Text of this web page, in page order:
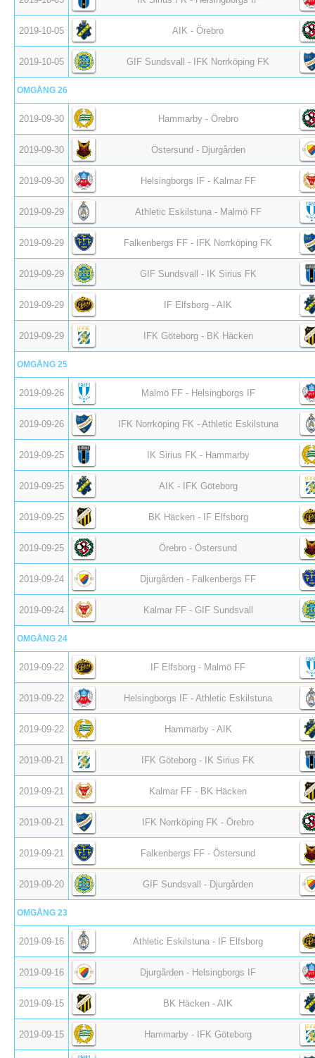
2019-10-05 AIK - Örebro
2019-10-05 GIF Sundsvall - IFK Norrköping FK
OMGÅNG 26
2019-09-30 Hammarby - Örebro
2019-09-30 Östersund - Djurgården
2019-09-30 Helsingborgs IF - Kalmar FF
2019-09-29 Athletic Eskilstuna - Malmö FF
2019-09-29 Falkenbergs FF - IFK Norrköping FK
2019-09-29 GIF Sundsvall - IK Sirius FK
2019-09-29 IF Elfsborg - AIK
2019-09-29 IFK Göteborg - BK Häcken
OMGÅNG 25
2019-09-26 Malmö FF - Helsingborgs IF
2019-09-26 IFK Norrköping FK - Athletic Eskilstuna
2019-09-25 IK Sirius FK - Hammarby
2019-09-25 AIK - IFK Göteborg
2019-09-25 BK Häcken - IF Elfsborg
2019-09-25 Örebro - Östersund
2019-09-24 Djurgården - Falkenbergs FF
2019-09-24 Kalmar FF - GIF Sundsvall
OMGÅNG 24
2019-09-22 IF Elfsborg - Malmö FF
2019-09-22 Helsingborgs IF - Athletic Eskilstuna
2019-09-22 Hammarby - AIK
2019-09-21 IFK Göteborg - IK Sirius FK
2019-09-21 Kalmar FF - BK Häcken
2019-09-21 IFK Norrköping FK - Örebro
2019-09-21 Falkenbergs FF - Östersund
2019-09-20 GIF Sundsvall - Djurgården
OMGÅNG 23
2019-09-16 Athletic Eskilstuna - IF Elfsborg
2019-09-16 Djurgården - Helsingborgs IF
2019-09-15 BK Häcken - AIK
2019-09-15 Hammarby - IFK Göteborg